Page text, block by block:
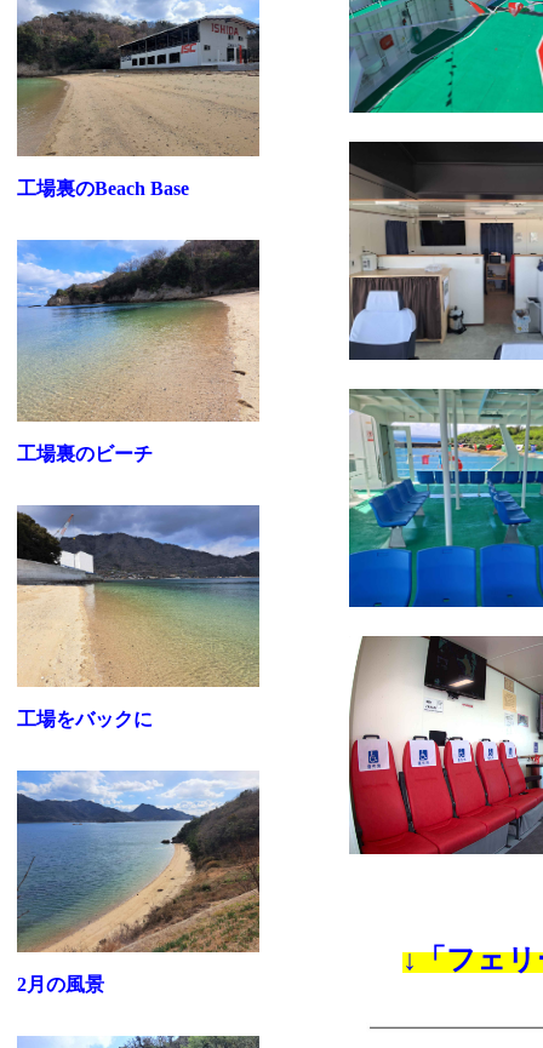
工場裏のBeach Base
工場裏のビーチ
工場をバックに
2月の風景
↓「フェ